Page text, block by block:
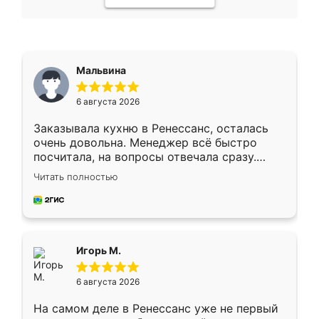
Мальвина
6 августа 2026
Заказывала кухню в Ренессанс, осталась
очень довольна. Менеджер всё быстро
посчитала, на вопросы отвечала сразу.
Замерщик приехал в субботу, подошёл к
делу со всей ответственностью. Собрали
за день, ребята работали аккуратно, даже
Читать полностью
Игорь М.
6 августа 2026
На самом деле в Ренессанс уже не первый